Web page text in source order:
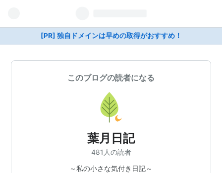
[PR] 独自ドメインは早めの取得がおすすめ！
このブログの読者になる
葉月日記
481人の読者
～私の小さな気付き日記～